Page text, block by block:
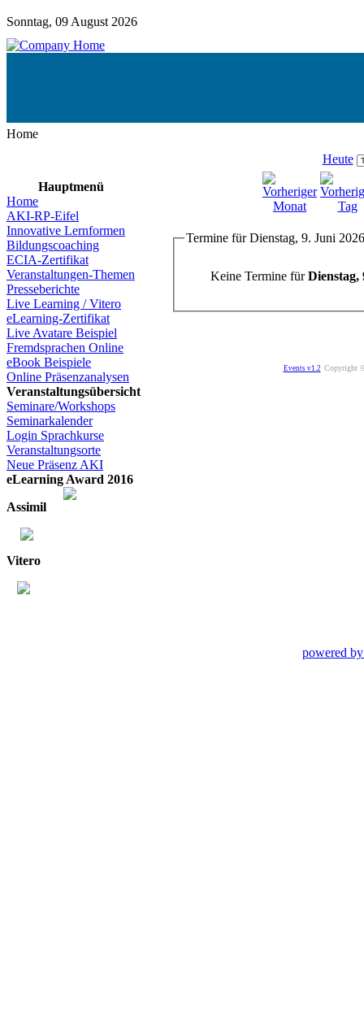
Sonntag, 09 August 2026
Home
Hauptmenü
Home
AKI-RP-Eifel
Innovative Lernformen
Bildungscoaching
ECIA-Zertifikat
Veranstaltungen-Themen
Presseberichte
Live Learning / Vitero
eLearning-Zertifikat
Live Avatare Beispiel
Fremdsprachen Online
eBook Beispiele
Online Präsenzanalysen
Veranstaltungsübersicht
Seminare/Workshops
Seminarkalender
Login Sprachkurse
Veranstaltungsorte
Neue Präsenz AKI
eLearning Award 2016
Assimil
Vitero
Heute
Termine für Dienstag, 9. Juni 2026
Keine Termine fürDienstag,
Events v1.2 Copyright
powered